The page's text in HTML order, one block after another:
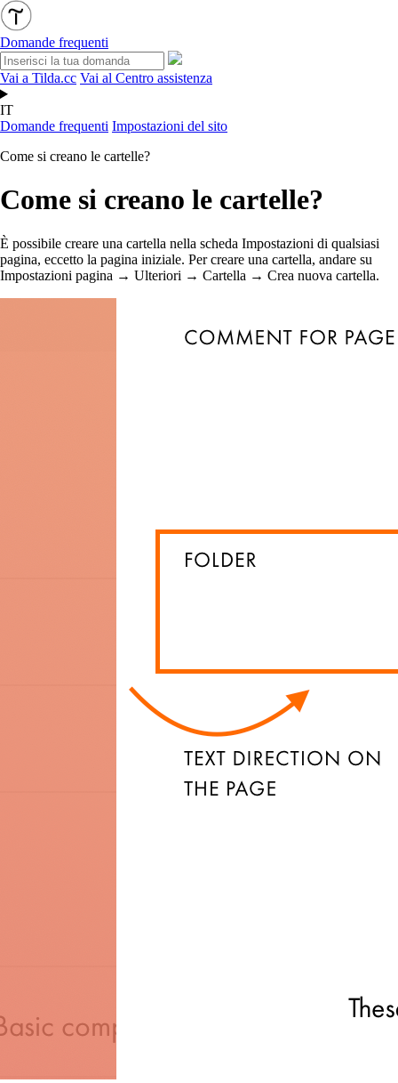
Domande frequenti
Vai a Tilda.cc Vai al Centro assistenza
IT
Domande frequenti Impostazioni del sito
Come si creano le cartelle?
Come si creano le cartelle?
È possibile creare una cartella nella scheda Impostazioni di qualsiasi
pagina, eccetto la pagina iniziale. Per creare una cartella, andare su
Impostazioni pagina → Ulteriori → Cartella → Crea nuova cartella.